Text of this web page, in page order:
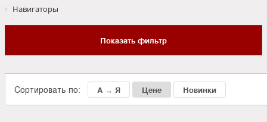
Навигаторы
Показать фильтр
Сортировать по: А → Я Цене Новинки